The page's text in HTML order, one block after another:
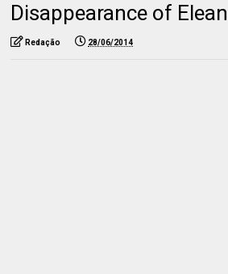
Disappearance of
Redação 28/06/2014